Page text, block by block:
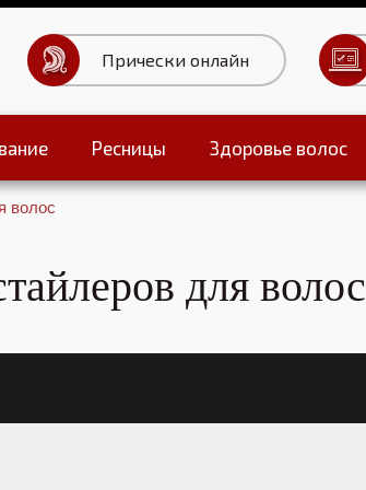
Прически онлайн
Ресницы Здоровье волос
волос
для волос